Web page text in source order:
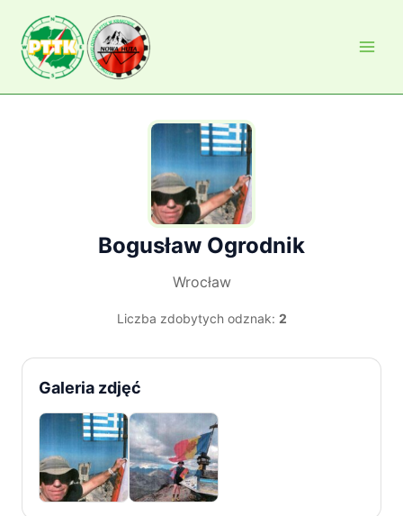
treści
Bogusław Ogrodnik
Wrocław
Liczba zdobytych odznak: 2
Galeria zdjęć